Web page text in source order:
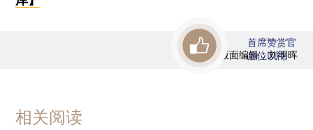
版面编辑：刘明晖
首席赞赏官
虚位以待
相关阅读